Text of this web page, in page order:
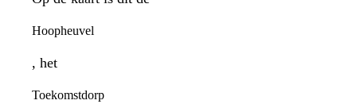
Hoopheuvel
, het
Toekomstdorp